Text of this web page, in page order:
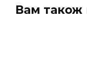
Вам також